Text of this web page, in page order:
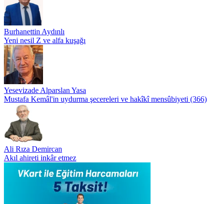
Burhanettin Aydınlı
Yeni nesil Z ve alfa kuşağı
Yesevizade Alparslan Yasa
Mustafa Kemâl'in uydurma şecereleri ve hakîkî mensûbiyeti (366)
Ali Rıza Demircan
Akıl ahireti inkâr etmez